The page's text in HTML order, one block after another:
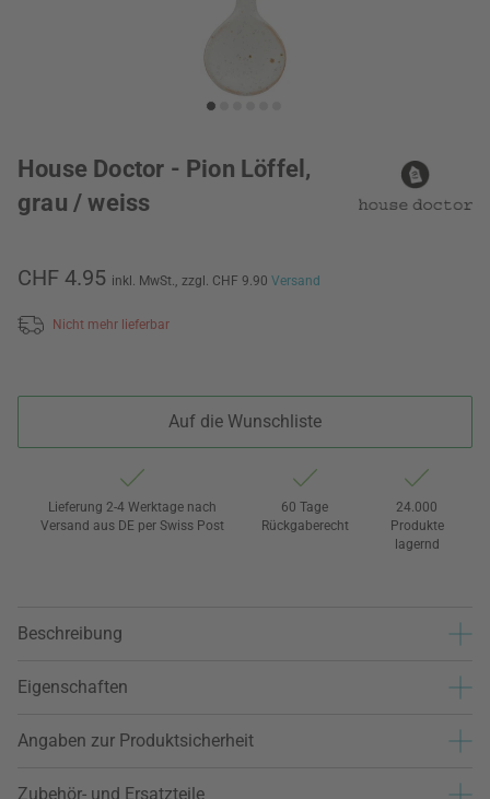
House Doctor - Pion Löffel,
grau / weiss
CHF 4.95 inkl. MwSt., zzgl. CHF 9.90 Versand
Nicht mehr lieferbar
Auf die Wunschliste
Lieferung 2-4 Werktage nach
Versand aus DE per Swiss Post
60 Tage
Rückgaberecht
24.000
Produkte
lagernd
Beschreibung
Eigenschaften
Angaben zur Produktsicherheit
Zubehör- und Ersatzteile